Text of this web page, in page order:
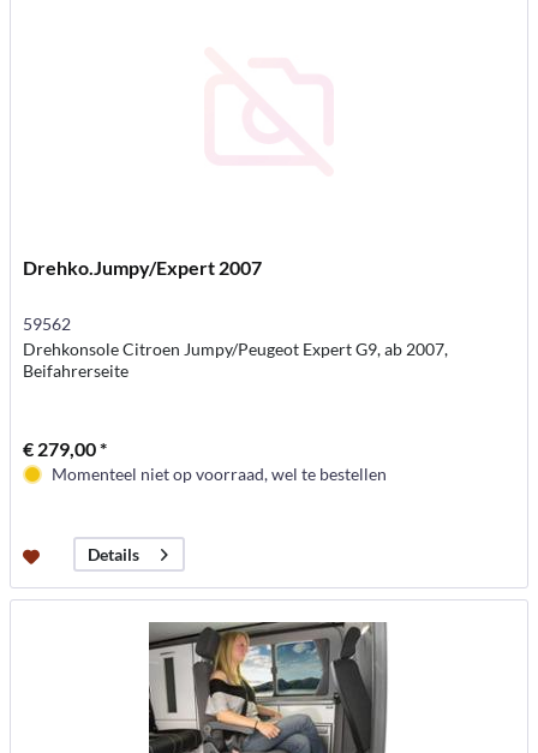
Drehko.Jumpy/Expert 2007
59562
Drehkonsole Citroen Jumpy/Peugeot Expert G9, ab 2007,
Beifahrerseite
€ 279,00 *
Momenteel niet op voorraad, wel te bestellen
Details